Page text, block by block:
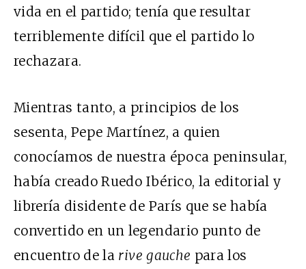
vida en el partido; tenía que resultar
terriblemente difícil que el partido lo
rechazara.
Mientras tanto, a principios de los
sesenta, Pepe Martínez, a quien
conocíamos de nuestra época peninsular,
había creado Ruedo Ibérico, la editorial y
librería disidente de París que se había
convertido en un legendario punto de
encuentro de la rive gauche para los